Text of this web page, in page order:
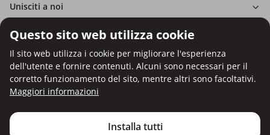
Questo sito web utilizza cookie
Il sito web utilizza i cookie per migliorare l'esperienza
dell'utente e fornire contenuti. Alcuni sono necessari per il
corretto funzionamento del sito, mentre altri sono facoltativi.
Maggiori informazioni
Installa tutti
Unisciti a noi
Consulenza e ordini
Protezione dei dati personali tramite crittografia SSL.